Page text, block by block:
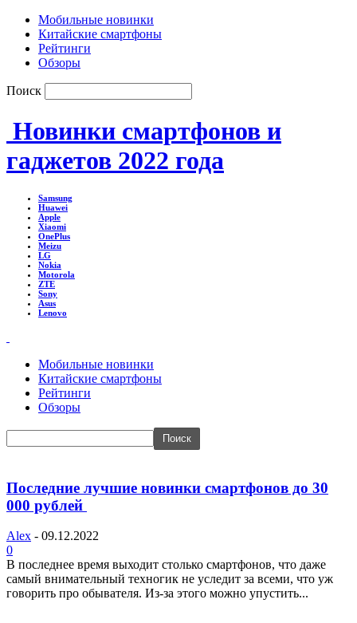
Мобильные новинки
Китайские смартфоны
Рейтинги
Обзоры
Поиск
Новинки смартфонов и
гаджетов 2022 года
Samsung
Huawei
Apple
Xiaomi
OnePlus
Meizu
LG
Nokia
Motorola
ZTE
Sony
Asus
Lenovo
Мобильные новинки
Китайские смартфоны
Рейтинги
Обзоры
Последние лучшие новинки смартфонов до 30
000 рублей
Alex - 09.12.2022
0
В последнее время выходит столько смартфонов, что даже
самый внимательный техногик не уследит за всеми, что уж
говорить про обывателя. Из-за этого можно упустить...